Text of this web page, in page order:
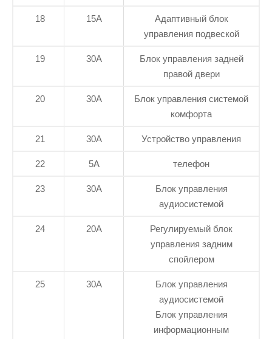
18 15А
Адаптивный блок
управления подвеской
19 30А
Блок управления задней
правой двери
20 30А
Блок управления системой
комфорта
21 30А Устройство управления
22 5А телефон
23 30А
Блок управления
аудиосистемой
24 20А
Регулируемый блок
управления задним
спойлером
25 30А
Блок управления
аудиосистемой
Блок управления
информационным